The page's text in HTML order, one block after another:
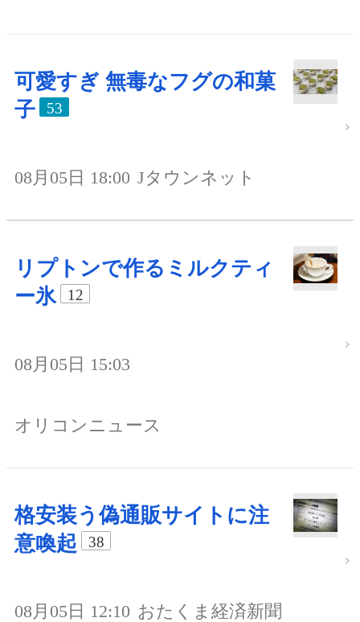
可愛すぎ 無毒なフグの和菓
子
53
08月05日 18:00 Jタウンネット
リプトンで作るミルクティ
ー氷
12
08月05日 15:03
オリコンニュース
格安装う偽通販サイトに注
意喚起
38
08月05日 12:10 おたくま経済新聞